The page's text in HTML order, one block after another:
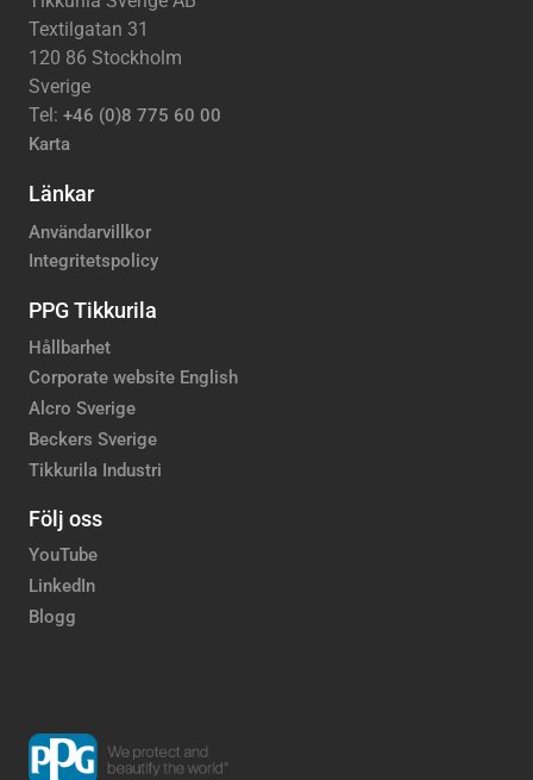
Textilgatan 31
120 86 Stockholm
Sverige
Tel: +46 (0)8 775 60 00
Karta
Länkar
Användarvillkor
Integritetspolicy
PPG Tikkurila
Hållbarhet
Corporate website English
Alcro Sverige
Beckers Sverige
Tikkurila Industri
Följ oss
YouTube
LinkedIn
Blogg